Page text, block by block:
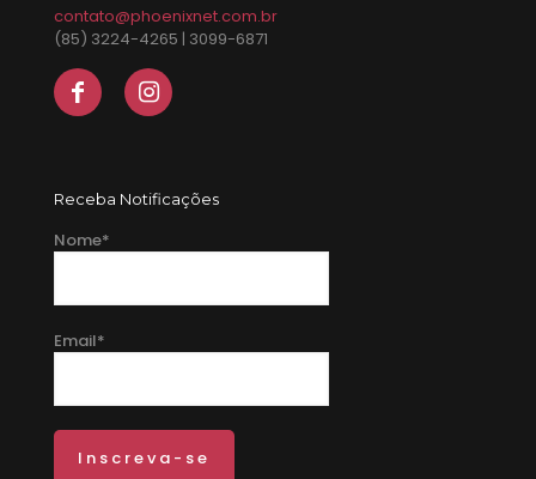
contato@phoenixnet.com.br
(85) 3224-4265 | 3099-6871
Receba Notificações
Nome*
Email*